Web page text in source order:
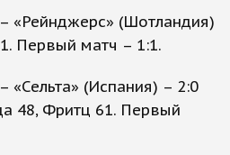
«Рейнджерс» (Шотландия)
Первый матч – 1:1.
«Сельта» (Испания) – 2:0
48, Фритц 61. Первый